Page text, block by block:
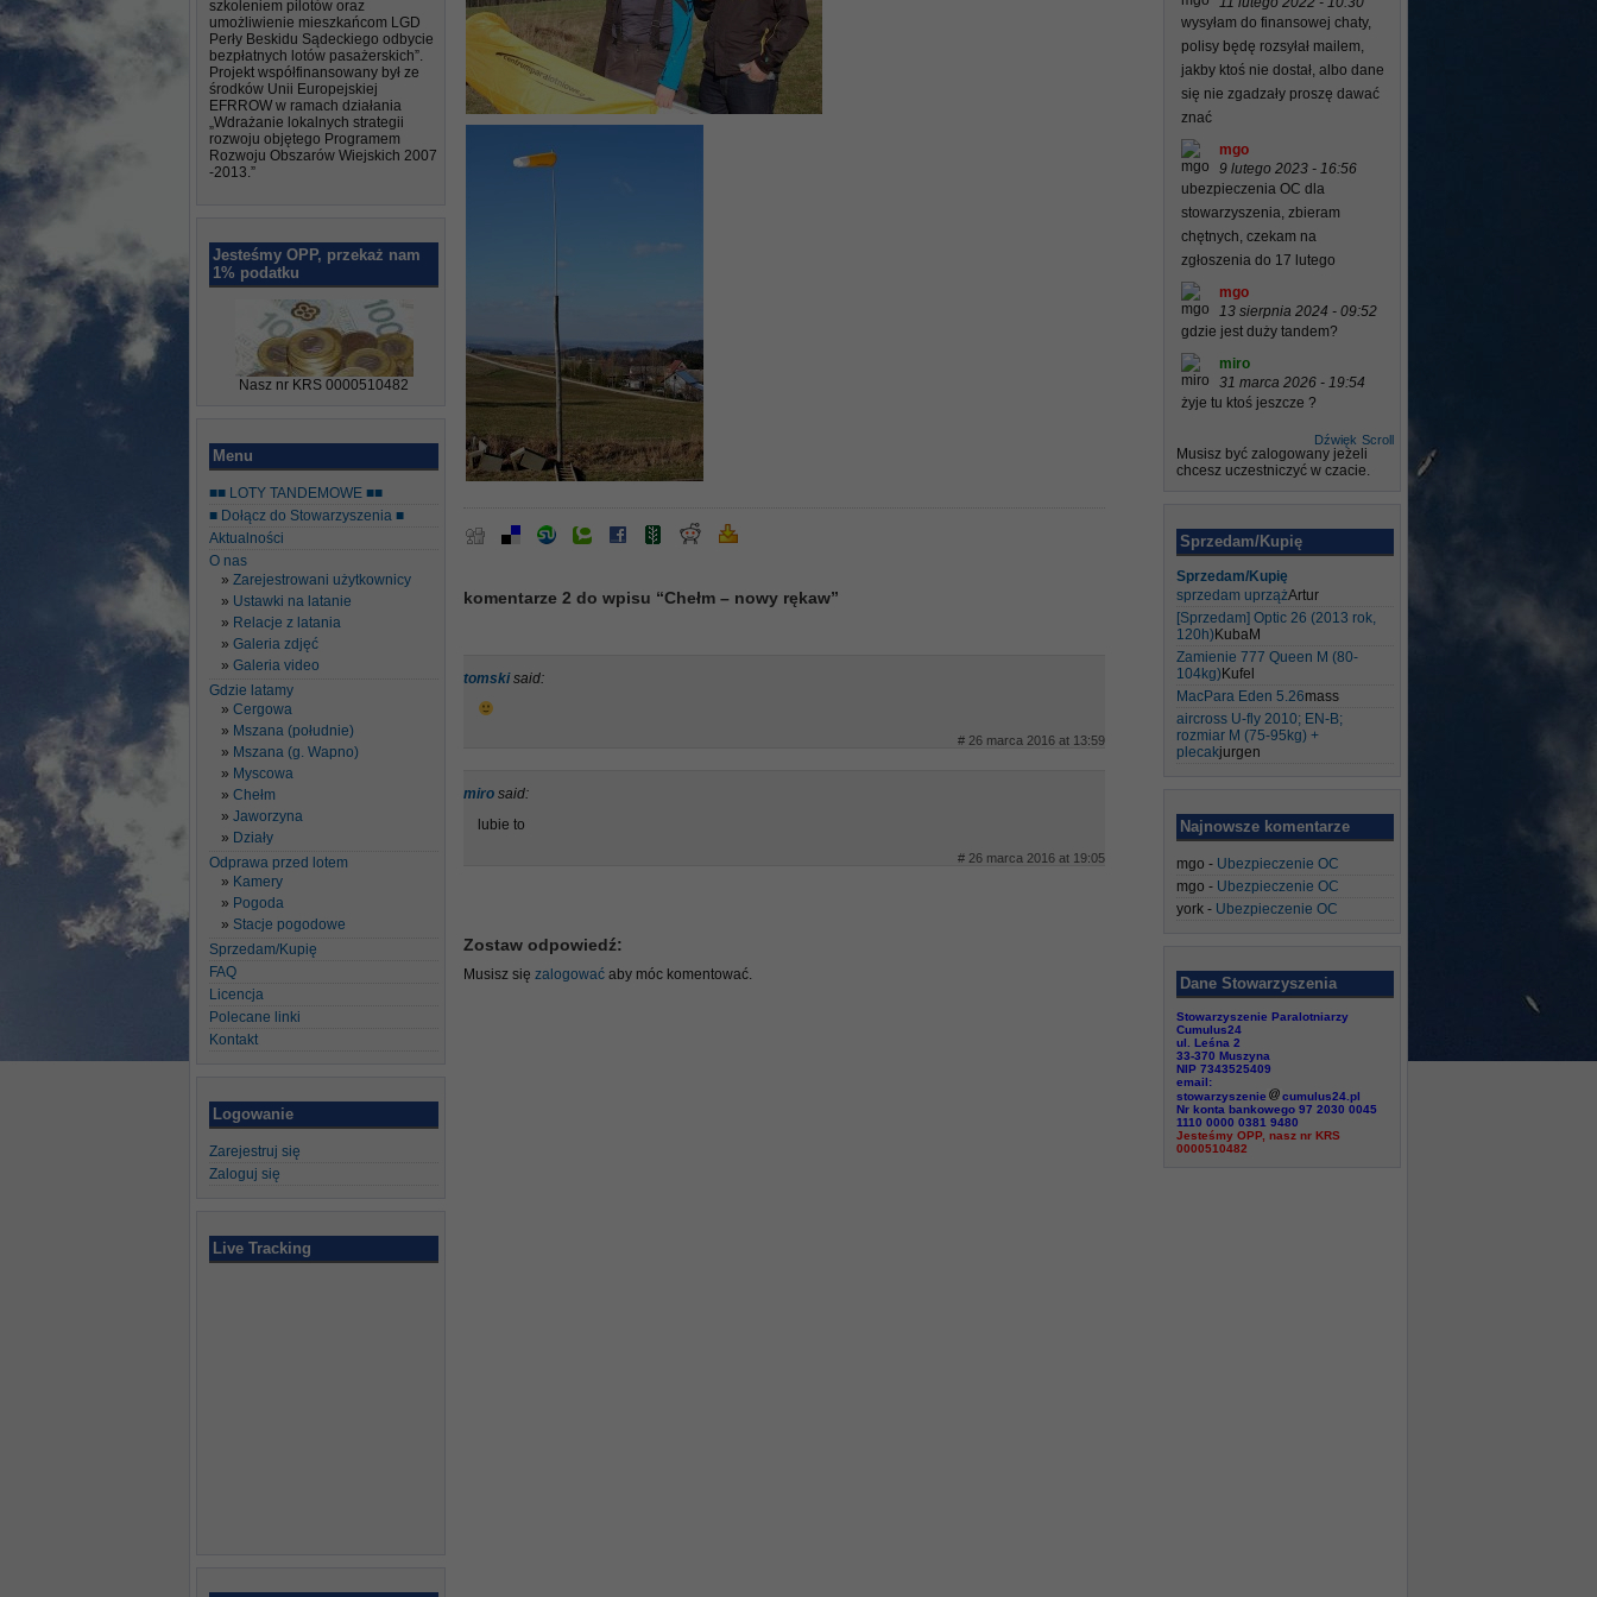
szkoleniem pilotów oraz
umożliwienie mieszkańcom LGD
Perły Beskidu Sądeckiego odbycie
bezpłatnych lotów pasażerskich”.
Projekt współfinansowany był ze
środków Unii Europejskiej
EFRROW w ramach działania
„Wdrażanie lokalnych strategii
rozwoju objętego Programem
Rozwoju Obszarów Wiejskich 2007
-2013.”
Jesteśmy OPP, przekaż nam
1% podatku
Nasz nr KRS 0000510482
Menu
■■ LOTY TANDEMOWE ■■
■ Dołącz do Stowarzyszenia ■
Aktualności
O nas
Zarejestrowani użytkownicy
Ustawki na latanie
Relacje z latania
Galeria zdjęć
Galeria video
Gdzie latamy
Cergowa
Mszana (południe)
Mszana (g. Wapno)
Myscowa
Chełm
Jaworzyna
Działy
Odprawa przed lotem
Kamery
Pogoda
Stacje pogodowe
Sprzedam/Kupię
FAQ
Licencja
Polecane linki
Kontakt
Logowanie
Zarejestruj się
Zaloguj się
Live Tracking
komentarze 2 do wpisu “Chełm – nowy rękaw”
tomski said:
# 26 marca 2016 at 13:59
miro said:
lubie to
# 26 marca 2016 at 19:05
Zostaw odpowiedź:
Musisz się zalogować aby móc komentować.
wysyłam do finansowej chaty,
polisy będę rozsyłał mailem,
jakby ktoś nie dostał, albo dane
się nie zgadzały proszę dawać
znać
mgo
9 lutego 2023 - 16:56
ubezpieczenia OC dla
stowarzyszenia, zbieram
chętnych, czekam na
zgłoszenia do 17 lutego
mgo
13 sierpnia 2024 - 09:52
gdzie jest duży tandem?
miro
31 marca 2026 - 19:54
żyje tu ktoś jeszcze ?
Scroll
Dźwięk
Musisz być zalogowany jeżeli
chcesz uczestniczyć w czacie.
Sprzedam/Kupię
Sprzedam/Kupię
sprzedam uprzążArtur
[Sprzedam] Optic 26 (2013 rok,
120h) KubaM
Zamienie 777 Queen M (80-
104kg) Kufel
MacPara Eden 5.26mass
aircross U-fly 2010; EN-B;
rozmiar M (75-95kg) +
plecakjurgen
Najnowsze komentarze
mgo - Ubezpieczenie OC
mgo - Ubezpieczenie OC
york - Ubezpieczenie OC
Dane Stowarzyszenia
Stowarzyszenie Paralotniarzy
Cumulus24
ul. Leśna 2
33-370 Muszyna
NIP 7343525409
email:
stowarzyszenie
cumulus24.pl
Nr konta bankowego 97 2030 0045
1110 0000 0381 9480
Jesteśmy OPP, nasz nr KRS
0000510482